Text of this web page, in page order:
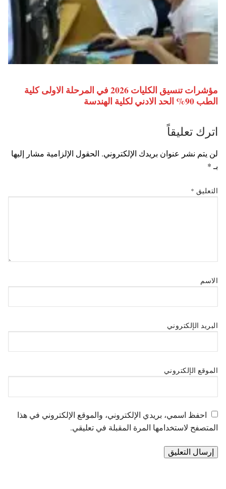
مؤشرات تنسيق الكليات 2026 في المرحلة الاولى كلية
الطب 90% الحد الادني لكلية الهندسة
اترك تعليقاً
لن يتم نشر عنوان بريدك الإلكتروني. الحقول الإلزامية مشار إليها
بـ*
التعليق *
الاسم
البريد الإلكتروني
الموقع الإلكتروني
احفظ اسمي، بريدي الإلكتروني، والموقع الإلكتروني في هذا
المتصفح لاستخدامها المرة المقبلة في تعليقي.